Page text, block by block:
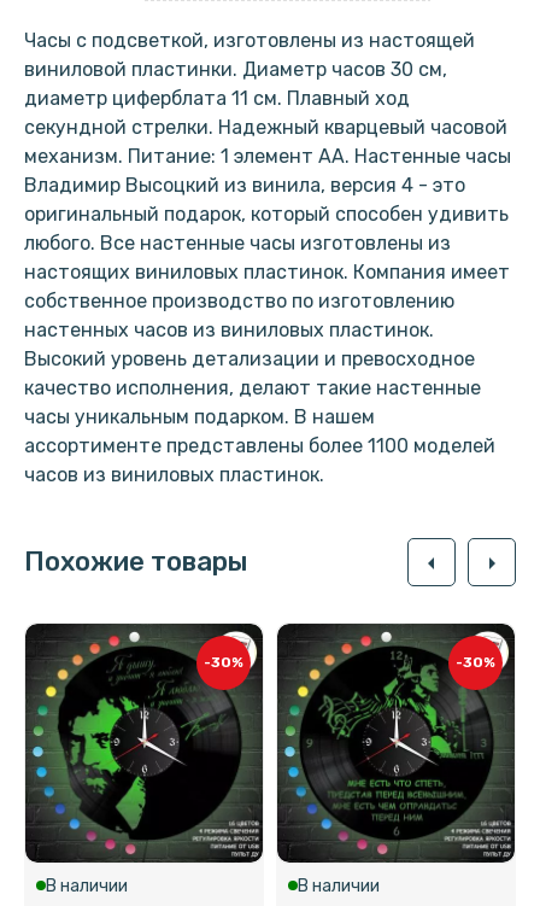
Часы с подсветкой, изготовлены из настоящей
виниловой пластинки. Диаметр часов 30 см,
диаметр циферблата 11 см. Плавный ход
секундной стрелки. Надежный кварцевый часовой
механизм. Питание: 1 элемент АА. Настенные часы
Владимир Высоцкий из винила, версия 4 - это
оригинальный подарок, который способен удивить
любого. Все настенные часы изготовлены из
настоящих виниловых пластинок. Компания имеет
собственное производство по изготовлению
настенных часов из виниловых пластинок.
Высокий уровень детализации и превосходное
качество исполнения, делают такие настенные
часы уникальным подарком. В нашем
ассортименте представлены более 1100 моделей
часов из виниловых пластинок.
Похожие товары arrow_left arrow_right
-30%
В наличии
-30%
В наличии